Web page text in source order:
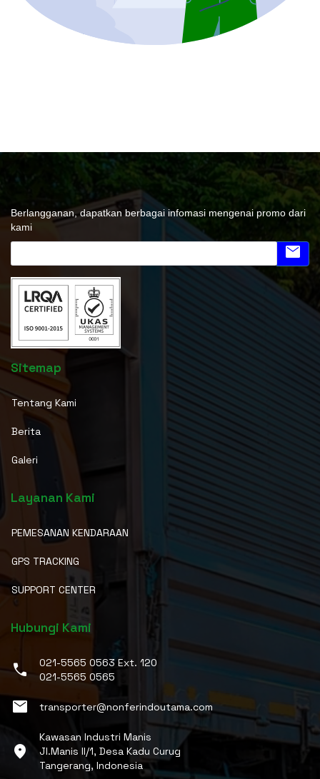
Berlangganan, dapatkan berbagai infomasi mengenai promo dari
kami
email
Sitemap
Tentang Kami
Berita
Galeri
Layanan Kami
PEMESANAN KENDARAAN
GPS TRACKING
SUPPORT CENTER
Hubungi Kami
phone
021-5565 0563 Ext. 120
021-5565 0565
email transporter@nonferindoutama.com
location_on
Kawasan Industri Manis
Jl.Manis II/1, Desa Kadu Curug
Tangerang, Indonesia